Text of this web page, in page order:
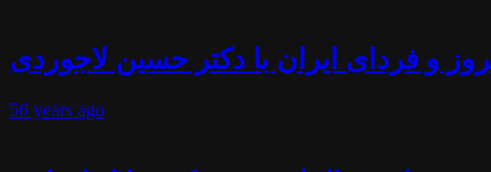
و فردای ایران با دکتر حسین لاجوردی
56 years ago